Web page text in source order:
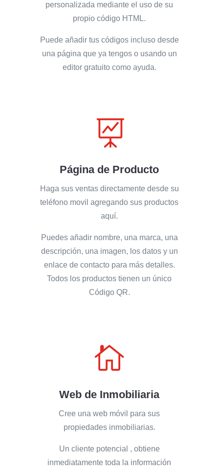
personalizada mediante el uso de su
propio código HTML.
Puede añadir tus códigos incluso desde
una página que ya tengos o usando un
editor gratuito como ayuda.

Página de Producto
Haga sus ventas directamente desde su
teléfono movil agregando sus productos
aquí.
Puedes añadir nombre, una marca, una
descripción, una imagen, los datos y un
enlace de contacto para más detalles.
Todos los productos tienen un único
Código QR.

Web de Inmobiliaria
Cree una web móvil para sus
propiedades inmobiliarias.
Un cliente potencial , obtiene
inmediatamente toda la información